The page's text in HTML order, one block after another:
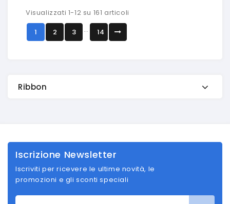
Visualizzati 1-12 su 161 articoli
1
2 3 … 14
Ribbon
Iscrizione Newsletter
Iscriviti per ricevere le ultime novità, le
promozioni e gli sconti speciali